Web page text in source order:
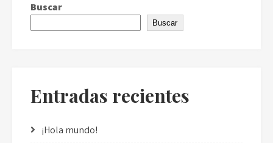
Buscar
Buscar
Entradas recientes
¡Hola mundo!